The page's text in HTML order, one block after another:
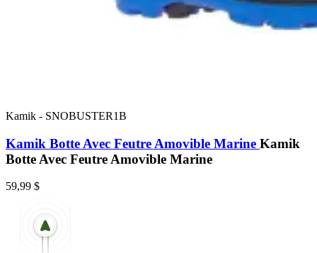
Kamik - SNOBUSTER1B
Kamik Botte Avec Feutre Amovible Marine Kamik
Botte Avec Feutre Amovible Marine
59,99 $